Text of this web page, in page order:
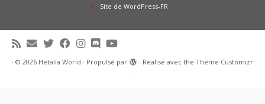
Site de WordPress-FR
· © 2026 Hetalia World · Propulsé par · Réalisé avec the Thème Customizr
·